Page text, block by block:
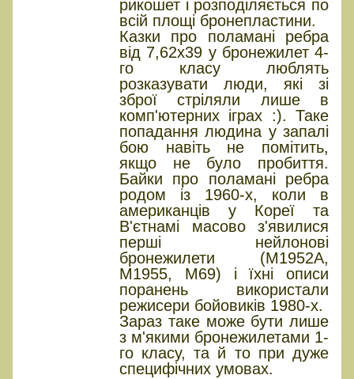
рикошет і розподіляється по
всій площі бронепластини.
Казки про поламані ребра
від 7,62х39 у бронежилет 4-
го класу люблять
розказувати люди, які зі
зброї стріляли лише в
комп'ютерних іграх :). Таке
попадання людина у запалі
бою навіть не помітить,
якщо не було пробиття.
Байки про поламані ребра
родом із 1960-х, коли в
американців у Кореї та
В'єтнамі масово з'явилися
перші нейлонові
бронежилети (M1952A,
M1955, M69) і їхні описи
поранень використали
режисери бойовиків 1980-х.
Зараз таке може бути лише
з м'якими бронежилетами 1-
го класу, та й то при дуже
специфічних умовах.